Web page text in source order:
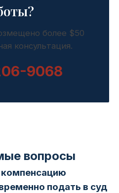
более $50
консультация.
9068
вопросы
компенсацию
подать в суд